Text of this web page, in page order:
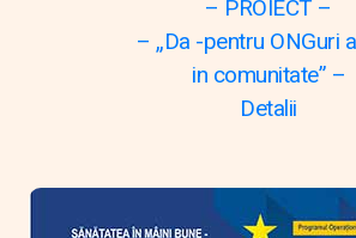
– PROIECT –
– „Da -pentru ONGuri
in comunitate” –
Detalii